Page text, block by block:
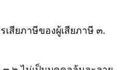
เสียภาษีของผู้เสียภาษี ๓.